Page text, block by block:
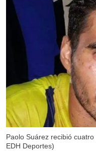
Paolo Suárez recibió
EDH Deportes)